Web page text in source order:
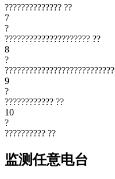
?????????????? ??
7
?
????????????????????? ??
8
?
???????????????????????????
9
?
???????????? ??
10
?
?????????? ??
监测任意电台